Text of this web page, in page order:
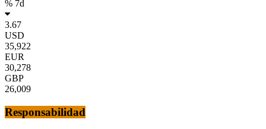
% 7d
3.67
USD
35,922
EUR
30,278
GBP
26,009
Responsabilidad